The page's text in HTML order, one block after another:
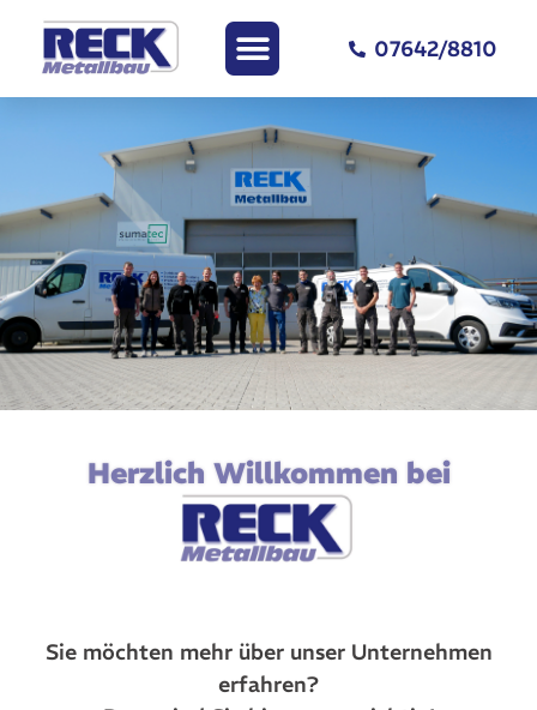
07642/8810
Herzlich Willkommen bei
Sie möchten mehr über unser Unternehmen
erfahren?